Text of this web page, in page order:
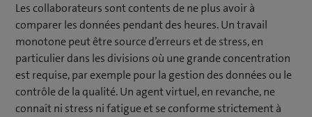
Les collaborateurs sont contents de ne plus avoir à
comparer les données pendant des heures. Un travail
monotone peut être source d’erreurs et de stress, en
particulier dans les divisions où une grande concentration
est requise, par exemple pour la gestion des données ou le
contrôle de la qualité. Un agent virtuel, en revanche, ne
connaît ni stress ni fatigue et se conforme strictement à